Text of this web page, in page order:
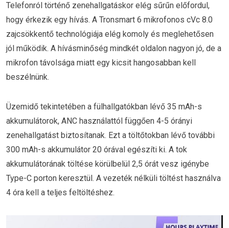
Telefonról történő zenehallgatáskor elég sűrűn előfordul,
hogy érkezik egy hívás. A Tronsmart 6 mikrofonos cVc 8.0
zajcsökkentő technológiája elég komoly és meglehetősen
jól működik. A hívásminőség mindkét oldalon nagyon jó, de a
mikrofon távolsága miatt egy kicsit hangosabban kell
beszélnünk.
Üzemidő tekintetében a fülhallgatókban lévő 35 mAh-s
akkumulátorok, ANC használattól függően 4-5 órányi
zenehallgatást biztosítanak. Ezt a töltőtokban lévő további
300 mAh-s akkumulátor 20 órával egészíti ki. A tok
akkumulátorának töltése körülbelül 2,5 órát vesz igénybe
Type-C porton keresztül. A vezeték nélküli töltést használva
4 óra kell a teljes feltöltéshez.